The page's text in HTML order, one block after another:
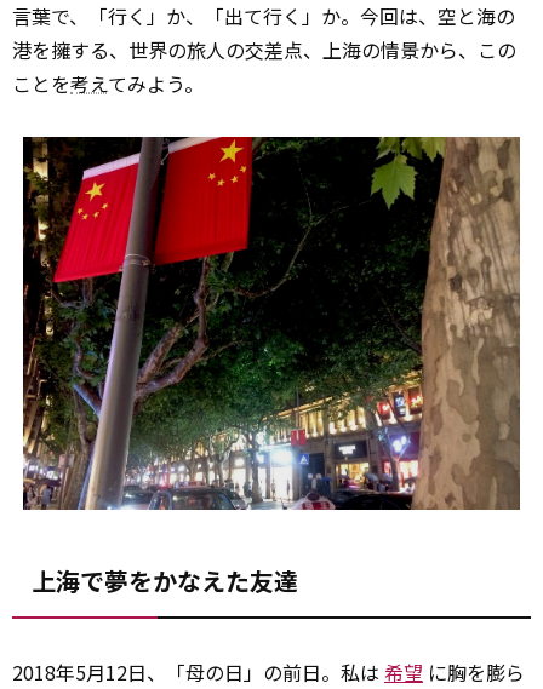
言葉で、「行く」か、「出て行く」か。今回は、空と海の
港を擁する、世界の旅人の交差点、上海の情景から、この
ことを考えてみよう。
上海で夢をかなえた友達
2018年5月12日、「母の日」の前日。私は 希望 に胸を膨ら